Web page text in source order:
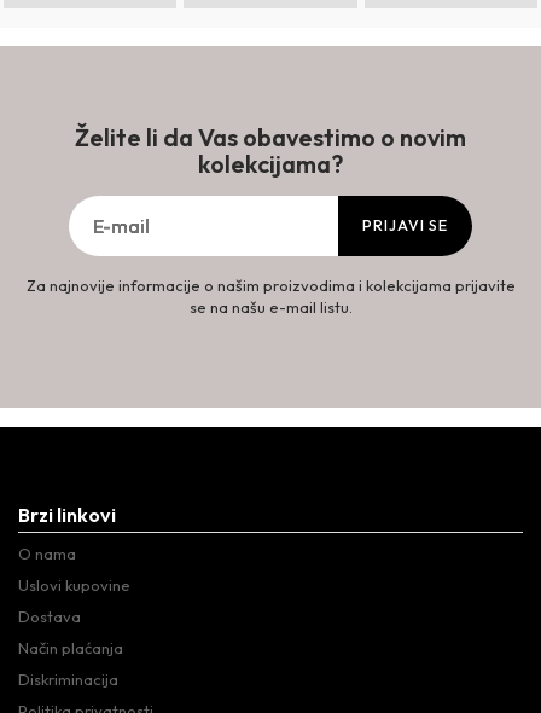
Želite li da Vas obavestimo o novim
kolekcijama?
PRIJAVI SE
Za najnovije informacije o našim proizvodima i kolekcijama prijavite
se na našu e-mail listu.
Brzi linkovi
O nama
Uslovi kupovine
Dostava
Način plaćanja
Diskriminacija